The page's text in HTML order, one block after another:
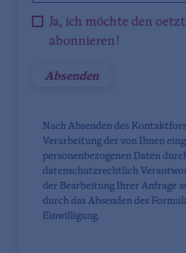
Ja, ich möchte den
abonnieren!
Nach Absenden des
Verarbeitung der von Ihnen
personenbezogenen Daten
datenschutzrechtlich
der Bearbeitung Ihrer Anfrage
durch das Absenden des
Einwilligung.